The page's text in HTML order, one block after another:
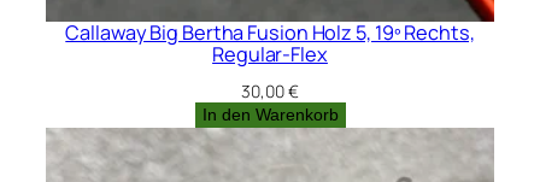
Callaway Big Bertha Fusion Holz 5, 19º Rechts,
Regular-Flex
30,00€
In den Warenkorb